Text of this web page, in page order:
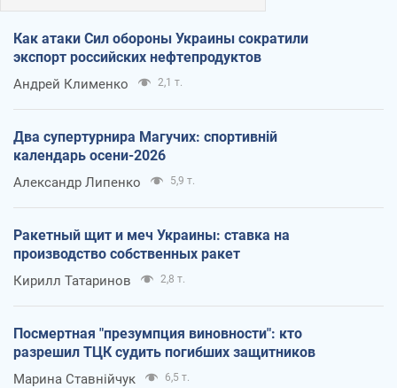
Как атаки Сил обороны Украины сократили
экспорт российских нефтепродуктов
Андрей Клименко 2,1 т.
Два супертурнира Магучих: спортивній
календарь осени-2026
Александр Липенко 5,9 т.
Ракетный щит и меч Украины: ставка на
производство собственных ракет
Кирилл Татаринов 2,8 т.
Посмертная "презумпция виновности": кто
разрешил ТЦК судить погибших защитников
Марина Ставнійчук 6,5 т.